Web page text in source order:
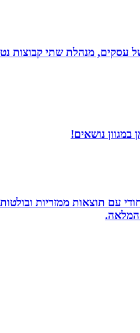
עסקים, מנהלת שתי קבוצות
נושאים!
עם תוצאות ממזריות
המלאה.